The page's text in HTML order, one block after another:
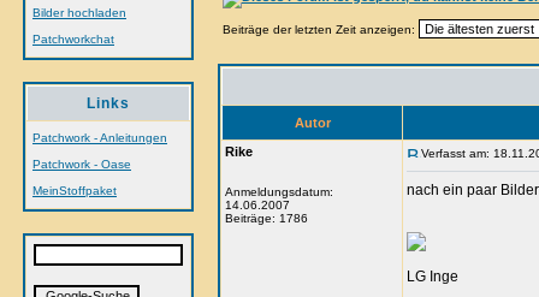
Bilder hochladen
Patchworkchat
Links
Patchwork - Anleitungen
Patchwork - Oase
MeinStoffpaket
Beiträge der letzten Zeit anzeigen:
Autor
Rike
Anmeldungsdatum:
14.06.2007
Beiträge: 1786
Verfasst am:
nach ein paar
LG Inge